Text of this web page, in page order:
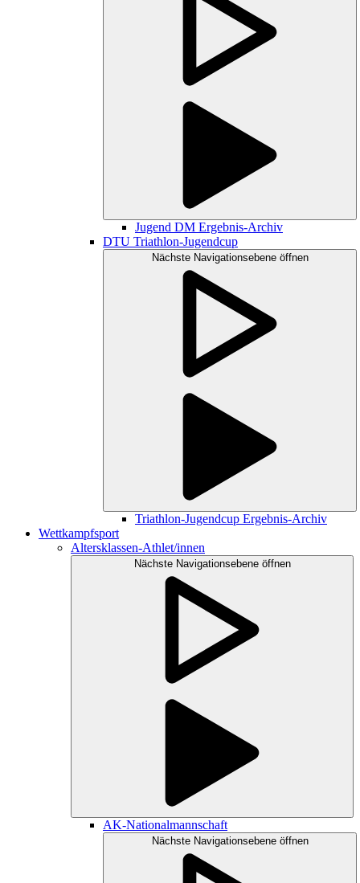
Jugend DM Ergebnis-Archiv
DTU Triathlon-Jugendcup
Nächste Navigationsebene öffnen
Triathlon-Jugendcup Ergebnis-Archiv
Wettkampfsport
Altersklassen-Athlet/innen
Nächste Navigationsebene öffnen
AK-Nationalmannschaft
Nächste Navigationsebene öffnen